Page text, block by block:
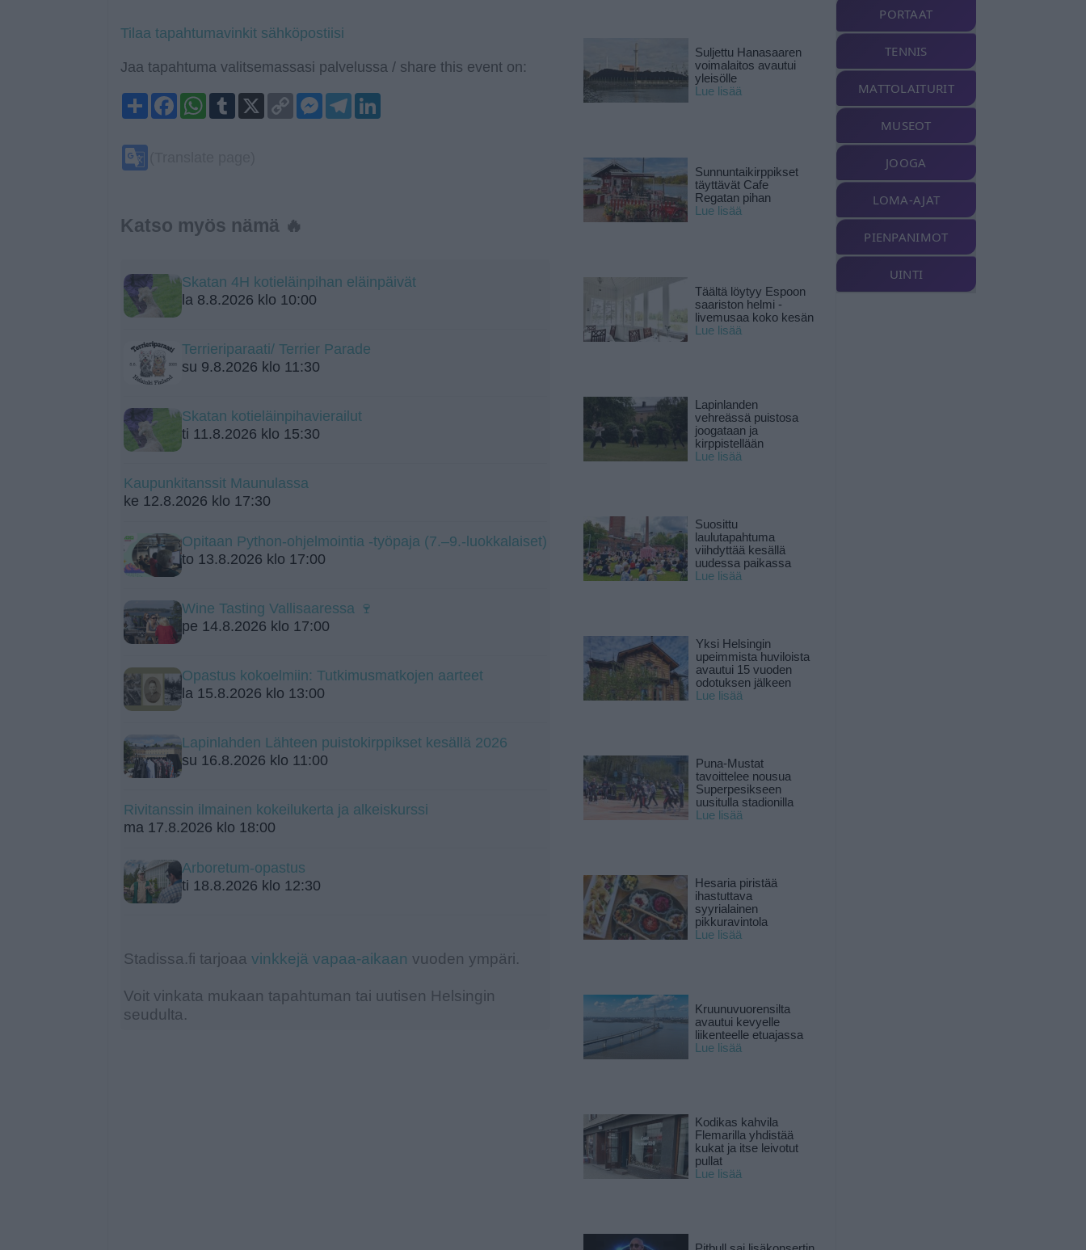
Tilaa tapahtumavinkit sähköpostiisi
Jaa tapahtuma valitsemassasi palvelussa / share this event on:
ShareFacebookWhatsApp
Tumblr
X
Copy
Link
Messenger
Telegram
Katso myös nämä 🔥
Skatan 4H kotieläinpihan eläinpäivät
la 8.8.2026 klo 10:00
Terrieriparaati/ Terrier Parade
su 9.8.2026 klo 11:30
Skatan kotieläinpihavierailut
ti 11.8.2026 klo 15:30
Kaupunkitanssit Maunulassa
ke 12.8.2026 klo 17:30
Opitaan Python-ohjelmointia -työpaja (7.–9.-luokkalaiset)
to 13.8.2026 klo 17:00
Wine Tasting Vallisaaressa 🍷
pe 14.8.2026 klo 17:00
Opastus kokoelmiin: Tutkimusmatkojen aarteet
la 15.8.2026 klo 13:00
Lapinlahden Lähteen puistokirppikset kesällä 2026
su 16.8.2026 klo 11:00
Rivitanssin ilmainen kokeilukerta ja alkeiskurssi
ma 17.8.2026 klo 18:00
Arboretum-opastus
ti 18.8.2026 klo 12:30
Stadissa.fi tarjoaa vinkkejä vapaa-aikaan vuoden ympäri.
Voit vinkata mukaan tapahtuman tai uutisen Helsingin
seudulta.
Suljettu Hanasaaren
voimalaitos avautui
yleisölle
Lue lisää
Sunnuntaikirppikset
täyttävät Cafe
Regatan pihan
Lue lisää
Täältä löytyy Espoon
saariston helmi -
livemusaa koko kesän
Lue lisää
Lapinlanden
vehreässä puistosa
joogataan ja
kirppistellään
Lue lisää
Suosittu
laulutapahtuma
viihdyttää kesällä
uudessa paikassa
Lue lisää
Yksi Helsingin
upeimmista huviloista
avautui 15 vuoden
odotuksen jälkeen
Lue lisää
Puna-Mustat
tavoittelee nousua
Superpesikseen
uusitulla stadionilla
Lue lisää
Hesaria piristää
ihastuttava
syyrialainen
pikkuravintola
Lue lisää
Kruunuvuorensilta
avautui kevyelle
liikenteelle etuajassa
Lue lisää
Kodikas kahvila
Flemarilla yhdistää
kukat ja itse leivotut
pullat
Lue lisää
PORTAAT
TENNIS
MATTOLAITURIT
MUSEOT
JOOGA
LOMA-AJAT
PIENPANIMOT
UINTI